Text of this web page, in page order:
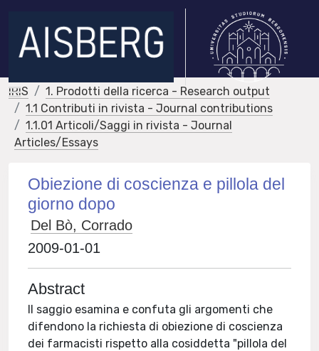
IRIS
1. Prodotti della ricerca - Research output
1.1 Contributi in rivista - Journal contributions
1.1.01 Articoli/Saggi in rivista - Journal
Articles/Essays
Obiezione di coscienza e pillola del
giorno dopo
Del Bò, Corrado
2009-01-01
Abstract
Il saggio esamina e confuta gli argomenti che
difendono la richiesta di obiezione di coscienza
dei farmacisti rispetto alla cosiddetta "pillola del